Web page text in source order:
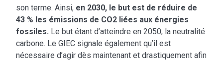
son terme. Ainsi, en 2030, le but est de réduire de
43 % les émissions de CO2 liées aux énergies
fossiles. Le but étant d’atteindre en 2050, la neutralité
carbone. Le GIEC signale également qu’il est
nécessaire d’agir dès maintenant et drastiquement afin